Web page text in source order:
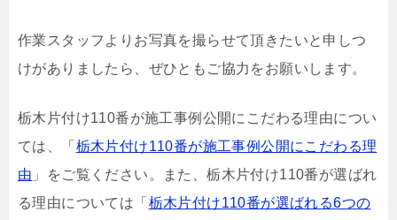
作業スタッフよりお写真を撮らせて頂きたいと申しつ
けがありましたら、ぜひともご協力をお願いします。
栃木片付け110番が施工事例公開にこだわる理由につい
ては、「 栃木片付け110番が施工事例公開にこだわる理
由 」をご覧ください。また、栃木片付け110番が選ばれ
る理由については「 栃木片付け110番が選ばれる6つの